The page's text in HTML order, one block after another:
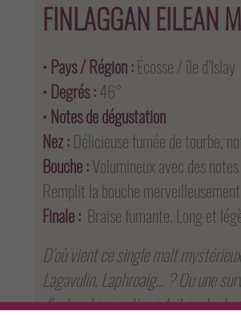
FINLAGGAN EILEAN
• Pays / Région : Écosse / île d’Islay
• Degrés :46°
• Notes de dégustation
Nez : Délicieuse fumée de tourbe,
Bouche :Volumineux avec des
Remplit la bouche
Finale : Braise fumante. Long et
D’où vient ce single malt
Lagavulin, Laphroaig… ? Ou une
d’antan. La question a fait couler